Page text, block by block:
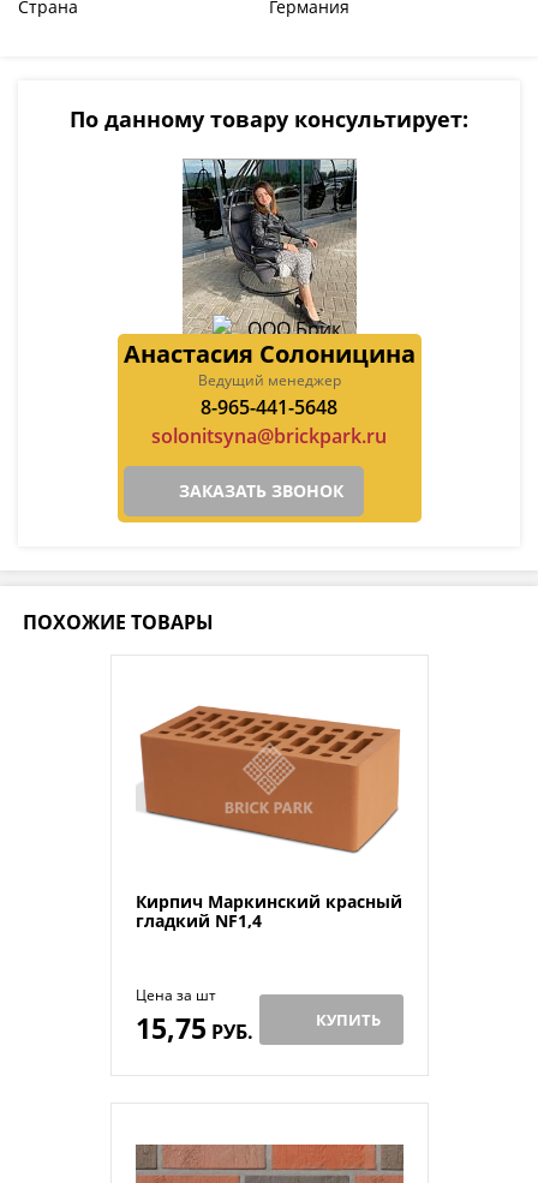
Страна Германия
По данному товару консультирует:
Анастасия Солоницина
Ведущий менеджер
8-965-441-5648
solonitsyna@brickpark.ru
ЗАКАЗАТЬ ЗВОНОК
ПОХОЖИЕ ТОВАРЫ
Кирпич Маркинский красный
гладкий NF1,4
Цена за шт
15,75 РУБ. КУПИТЬ